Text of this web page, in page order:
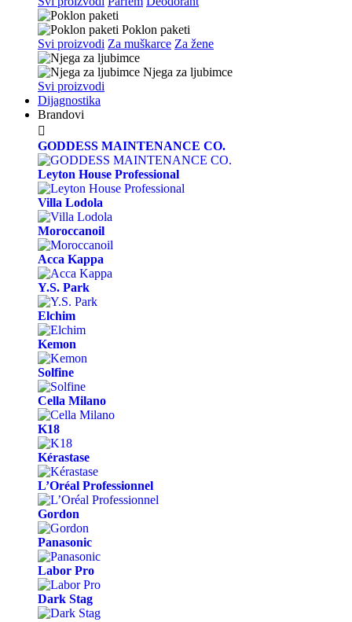
Poklon paketi
Svi proizvodi Za muškarce Za žene
Njega za ljubimce
Svi proizvodi
Dijagnostika
Brandovi

GODDESS MAINTENANCE CO.
Leyton House Professional
Villa Lodola
Moroccanoil
Acca Kappa
Y.S. Park
Elchim
Kemon
Solfine
Cella Milano
K18
Kérastase
L’Oréal Professionnel
Gordon
Panasonic
Labor Pro
Dark Stag